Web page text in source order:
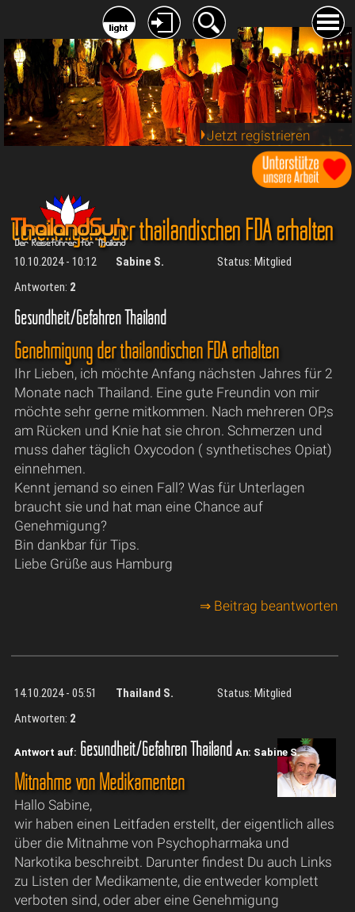
Jetzt registrieren
Genehmigung der thailändischen FDA erhalten
10.10.2024 - 10:12 Sabine S.
Status: Mitglied
Antworten: 2
Gesundheit/Gefahren Thailand
Genehmigung der thailändischen FDA erhalten
Ihr Lieben, ich möchte Anfang nächsten Jahres für 2
Monate nach Thailand. Eine gute Freundin von mir
möchte sehr gerne mitkommen. Nach mehreren OP,s
am Rücken und Knie hat sie chron. Schmerzen und
muss daher täglich Oxycodon ( synthetisches Opiat)
einnehmen.
Kennt jemand so einen Fall? Was für Unterlagen
braucht sie und hat man eine Chance auf
Genehmigung?
Bin dankbar für Tips.
Liebe Grüße aus Hamburg
⇒ Beitrag beantworten
14.10.2024 - 05:51 Thailand S.
Status: Mitglied
Antworten: 2
Antwort auf: Gesundheit/Gefahren Thailand An: Sabine S.
Mitnahme von Medikamenten
Hallo Sabine,
wir haben einen Leitfaden erstellt, der eigentlich alles
über die Mitnahme von Psychopharmaka und
Narkotika beschreibt. Darunter findest Du auch Links
zu Listen der Medikamente, die entweder komplett
verboten sind, oder aber eine Genehmigung